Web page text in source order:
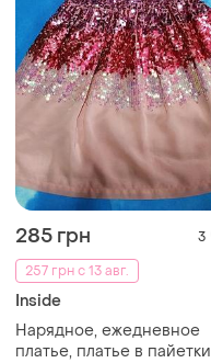
285 грн
3
257 грн с 13 авг.
Inside
Нарядное, ежедневное
платье, платье в пайетки